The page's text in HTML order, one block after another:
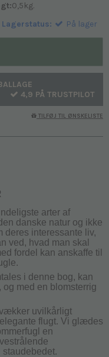
0,5kg.
Lagerstatus:
På lager
4,9 PÅ TRUSTPILOT
TILFØJ TIL ØNSKELISTE
arter af
danske natur og ikke
deres interessante liv,
ved, hvad man skal
fordel kan anskaffe til
i denne bog, kan
med en blomsterrig
uvilkårligt
flugt. Vi glædes
en